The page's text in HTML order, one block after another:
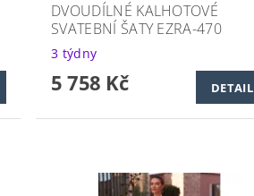
DVOUDÍLNÉ KALHOTOVÉ
SVATEBNÍ ŠATY EZRA-470
3 týdny
5 758 Kč DETAIL